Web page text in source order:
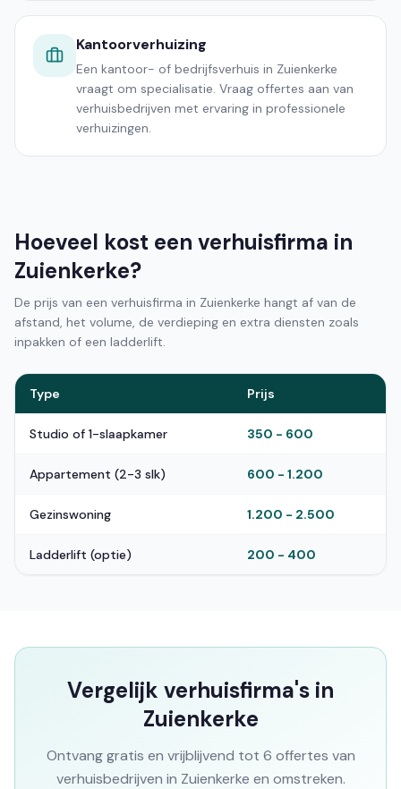
Kantoorverhuizing
Een kantoor- of bedrijfsverhuis in Zuienkerke
vraagt om specialisatie. Vraag offertes aan van
verhuisbedrijven met ervaring in professionele
verhuizingen.
Hoeveel kost een verhuisfirma in
Zuienkerke?
De prijs van een verhuisfirma in Zuienkerke hangt af van de
afstand, het volume, de verdieping en extra diensten zoals
inpakken of een ladderlift.
Type Prijs
Studio of 1-slaapkamer 350 - 600
Appartement (2-3 slk) 600 - 1.200
Gezinswoning 1.200 - 2.500
Ladderlift (optie) 200 - 400
Vergelijk verhuisfirma's in
Zuienkerke
Ontvang gratis en vrijblijvend tot 6 offertes van
verhuisbedrijven in Zuienkerke en omstreken.